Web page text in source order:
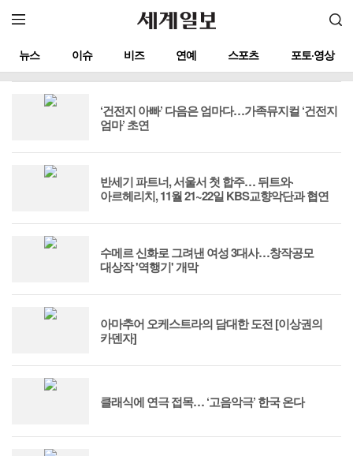
뉴스 이슈 비즈 연예 스포츠 포토·영상
‘건전지 아빠’ 다음은 엄마다…가족뮤지컬 ‘건전지
엄마’ 초연
반세기 파트너, 서울서 첫 합주… 뒤트와·
아르헤리치, 11월 21~22일 KBS교향악단과 협연
수메르 신화로 그려낸 여성 3대사…창작공모
대상작 '역행기' 개막
아마추어 오케스트라의 담대한 도전 [이상권의
카덴자]
클래식에 연극 접목… ‘고음악극’ 한국 온다